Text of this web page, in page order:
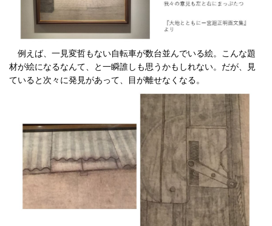
例えば、一見変哲もない自転車が数台並んでいる絵。こんな題
材が絵になるなんて、と一瞬誰しも思うかもしれない。だが、見
ていると次々に発見があって、目が離せなくなる。